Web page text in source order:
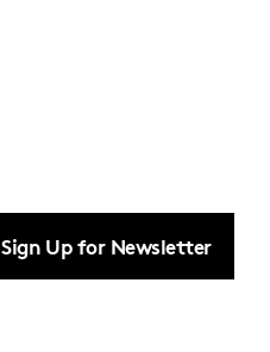
Sign Up for Newsletter